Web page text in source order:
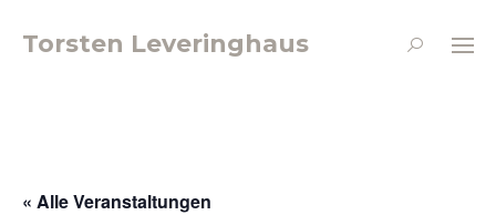
Torsten Leveringhaus
« Alle Veranstaltungen